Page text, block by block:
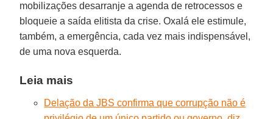
mobilizações desarranje a agenda de retrocessos e
bloqueie a saída elitista da crise. Oxalá ele estimule,
também, a emergência, cada vez mais indispensável,
de uma nova esquerda.
Leia mais
Delação da JBS confirma que corrupção não é